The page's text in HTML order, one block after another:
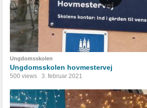
Ungdomsskolen
Ungdomsskolen hovmestervej
500 views 3. februar 2021